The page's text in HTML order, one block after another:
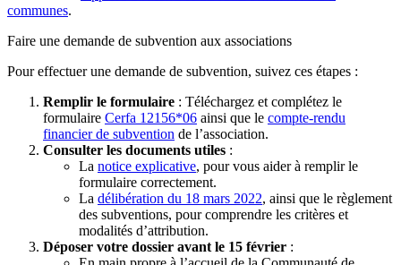
communes.
Faire une demande de subvention aux associations
Pour effectuer une demande de subvention, suivez ces étapes :
Remplir le formulaire : Téléchargez et complétez le
formulaire Cerfa 12156*06 ainsi que le compte-rendu
financier de subvention de l’association.
Consulter les documents utiles :
La notice explicative, pour vous aider à remplir le
formulaire correctement.
La délibération du 18 mars 2022, ainsi que le règlement
des subventions, pour comprendre les critères et
modalités d’attribution.
Déposer votre dossier avant le 15 février :